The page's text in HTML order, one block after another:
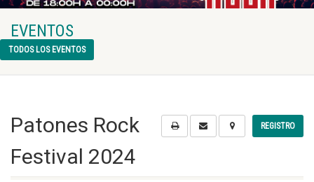
EVENTOS
TODOS LOS EVENTOS
REGISTRO
Patones Rock
Festival 2024